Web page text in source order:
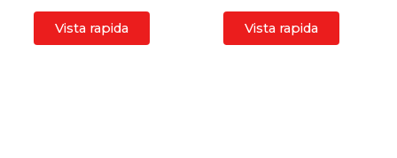
Vista rapida Vista rapida